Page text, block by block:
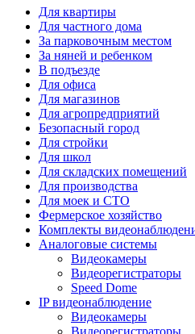
Для квартиры
Для частного дома
За парковочным местом
За няней и ребенком
В подъезде
Для офиса
Для магазинов
Для агропредприятий
Безопасный город
Для стройки
Для школ
Для складских помещений
Для производства
Для моек и СТО
Фермерское хозяйство
Комплекты
Аналоговые системы
Видеокамеры
Видеорегистраторы
Speed Dome
IP видеонаблюдение
Видеокамеры
Видеорегистраторы